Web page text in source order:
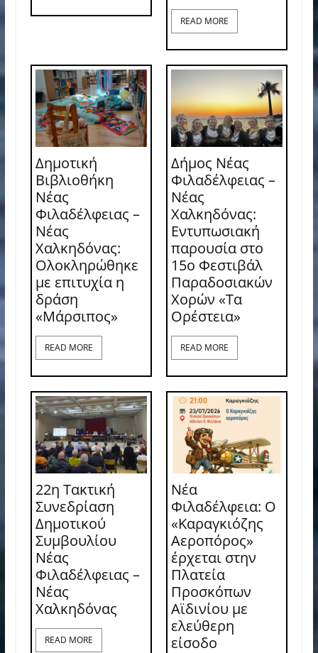
READ MORE
Δημοτική
Βιβλιοθήκη
Νέας
Φιλαδέλφειας –
Νέας
Χαλκηδόνας:
Ολοκληρώθηκε
με επιτυχία η
δράση
«Μάρσιπος»
READ MORE
Δήμος Νέας
Φιλαδέλφειας –
Νέας
Χαλκηδόνας:
Εντυπωσιακή
παρουσία στο
15ο Φεστιβάλ
Παραδοσιακών
Χορών «Τα
Ορέστεια»
READ MORE
22η Τακτική
Συνεδρίαση
Δημοτικού
Συμβουλίου
Νέας
Φιλαδέλφειας –
Νέας
Χαλκηδόνας
READ MORE
Νέα
Φιλαδέλφεια: Ο
«Καραγκιόζης
Αεροπόρος»
έρχεται στην
Πλατεία
Προσκόπων
Αϊδινίου με
ελεύθερη
είσοδο